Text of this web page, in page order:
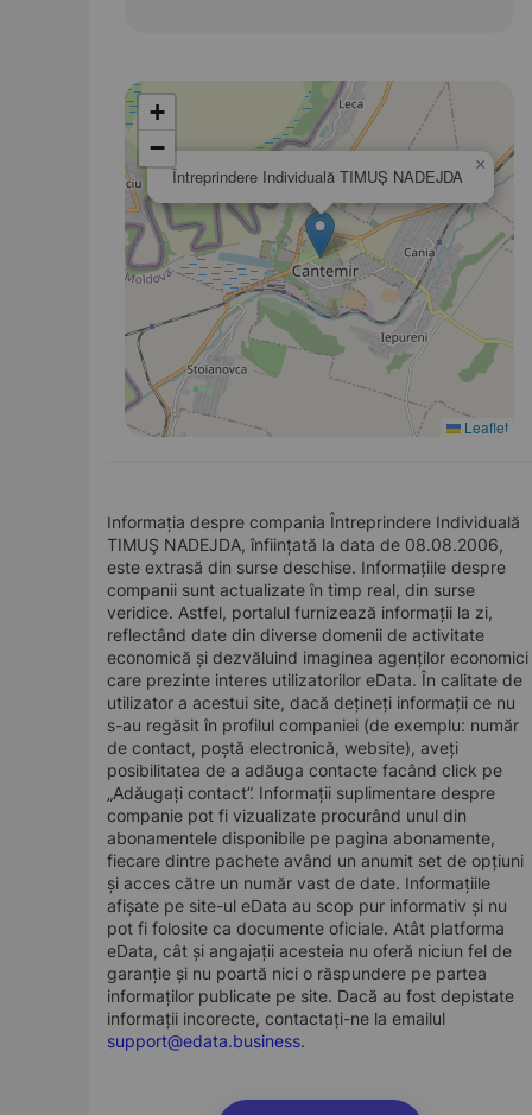
Întreprindere Individuală TIMUŞ NADEJDA
×
+
−
Leaflet
Informația despre compania Întreprindere Individuală
TIMUŞ NADEJDA, înființată la data de 08.08.2006,
este extrasă din surse deschise. Informațiile despre
companii sunt actualizate în timp real, din surse
veridice. Astfel, portalul furnizează informații la zi,
reflectând date din diverse domenii de activitate
economică și dezvăluind imaginea agenților economici
care prezinte interes utilizatorilor eData. În calitate de
utilizator a acestui site, dacă dețineți informații ce nu
s-au regăsit în profilul companiei (de exemplu: număr
de contact, poștă electronică, website), aveți
posibilitatea de a adăuga contacte facând click pe
„Adăugați contact”. Informații suplimentare despre
companie pot fi vizualizate procurând unul din
abonamentele disponibile pe pagina abonamente,
fiecare dintre pachete având un anumit set de opțiuni
și acces către un număr vast de date. Informațiile
afișate pe site-ul eData au scop pur informativ și nu
pot fi folosite ca documente oficiale. Atât platforma
eData, cât și angajații acesteia nu oferă niciun fel de
garanție și nu poartă nici o răspundere pe partea
informaților publicate pe site. Dacă au fost depistate
informații incorecte, contactați-ne la emailul
support@edata.business.